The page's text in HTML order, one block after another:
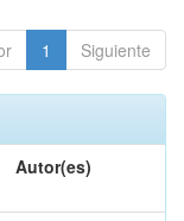
1 Siguiente
Autor(es)